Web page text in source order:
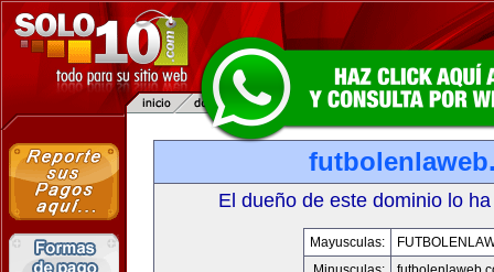
El dueño de este dominio lo
Mayusculas: